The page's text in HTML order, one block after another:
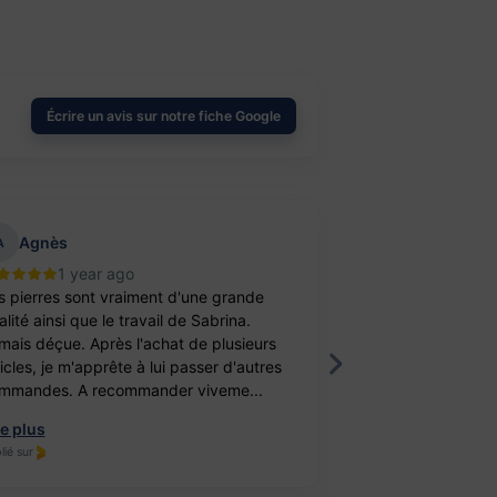
Écrire un avis sur notre fiche Google
Agnès
1 year ago
pierres sont vraiment d'une grande
ainsi que le travail de Sabrina.
déçue. Après l'achat de plusieurs
je m'apprête à lui passer d'autres
A recommander viveme...
plus
sur